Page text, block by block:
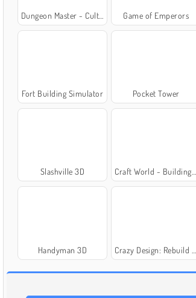
Dungeon Master - Cult & Craft Game of Emperors
Fort Building Simulator Pocket Tower
Slashville 3D Craft World - Building Games
Handyman 3D Crazy Design: Rebuild Your Home